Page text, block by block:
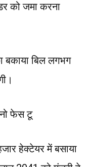
को जमा करना
बकाया बिल लगभग
फेस टू
हेक्टेयर में बसाया